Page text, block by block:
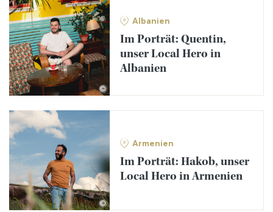
©
Albanien
Im Porträt: Quentin,
unser Local Hero in
Albanien
©
Armenien
Im Porträt: Hakob, unser
Local Hero in Armenien